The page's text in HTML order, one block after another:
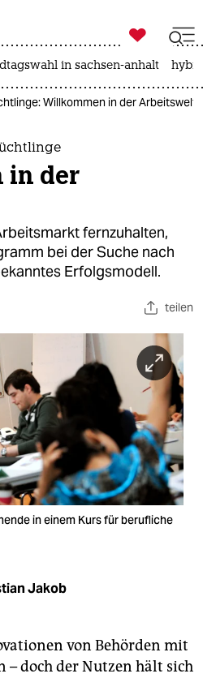
ich
ich

taz zahl ich
in sachsen-anhalt
Willkommen in der Arbeitswelt
in der
fernzuhalten,
bei der Suche nach
Erfolgsmodell.
teilen
in einem Kurs für berufliche
Jakob
von Behörden mit
– doch der Nutzen hält sich